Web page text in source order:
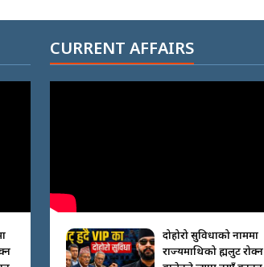
CURRENT AFFAIRS
दोहोरो सुविधाको नाममा
राज्यमाथिको ब्रह्मलुट रोक्न